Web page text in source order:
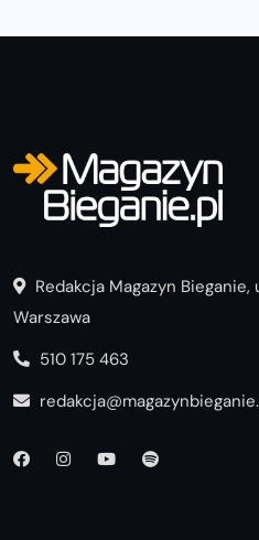
Redakcja Magazyn
Warszawa
510 175 463